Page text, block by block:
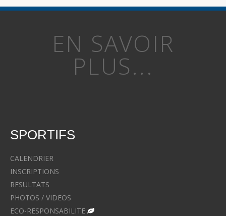
EN SAVOIR
PLUS...
SPORTIFS
CALENDRIER
INSCRIPTIONS
RESULTATS
PHOTOS / VIDEOS
ECO-RESPONSABILITE